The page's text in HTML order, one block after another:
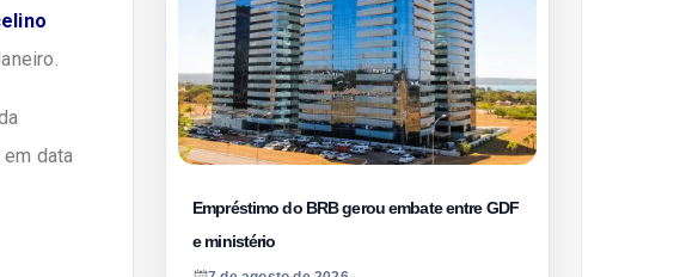
data
Empréstimo do BRB gerou embate entre GDF
e ministério